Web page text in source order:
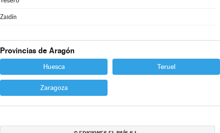
Zaidín
Provincias de Aragón
Huesca Teruel
Zaragoza